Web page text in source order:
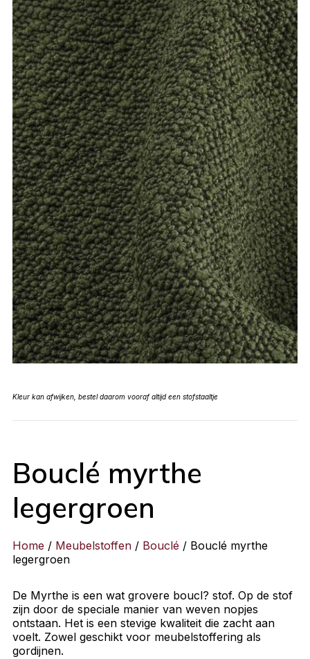
Kleur kan afwijken, bestel daarom vooraf altijd een stofstaaltje
Bouclé myrthe
legergroen
Home / Meubelstoffen / Bouclé / Bouclé myrthe
legergroen
De Myrthe is een wat grovere boucl? stof. Op de stof
zijn door de speciale manier van weven nopjes
ontstaan. Het is een stevige kwaliteit die zacht aan
voelt. Zowel geschikt voor meubelstoffering als
gordijnen.